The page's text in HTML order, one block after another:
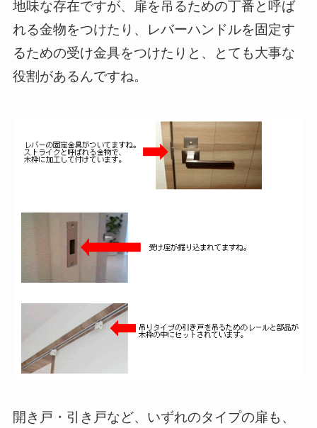
地味な存在ですが、扉を吊るための丁番と呼ば
れる金物をつけたり、レバーハンドルを固定す
るための受け金具をつけたりと、とても大事な
役割があるんですね。
開き戸・引き戸など、いずれのタイプの扉も、